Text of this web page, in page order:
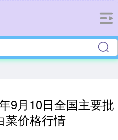
9月10日全国主要批
菜价格行情